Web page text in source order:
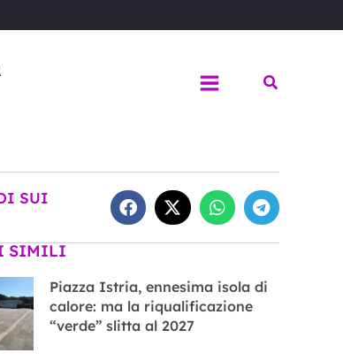
Cerca
SUI
SIMILI
Piazza Istria, ennesima isola di
calore: ma la riqualificazione
“verde” slitta al 2027